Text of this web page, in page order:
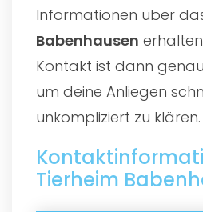
Informationen über
Babenhausen
Kontakt ist dann
um deine Anliegen
unkompliziert zu klären.
Tierheim